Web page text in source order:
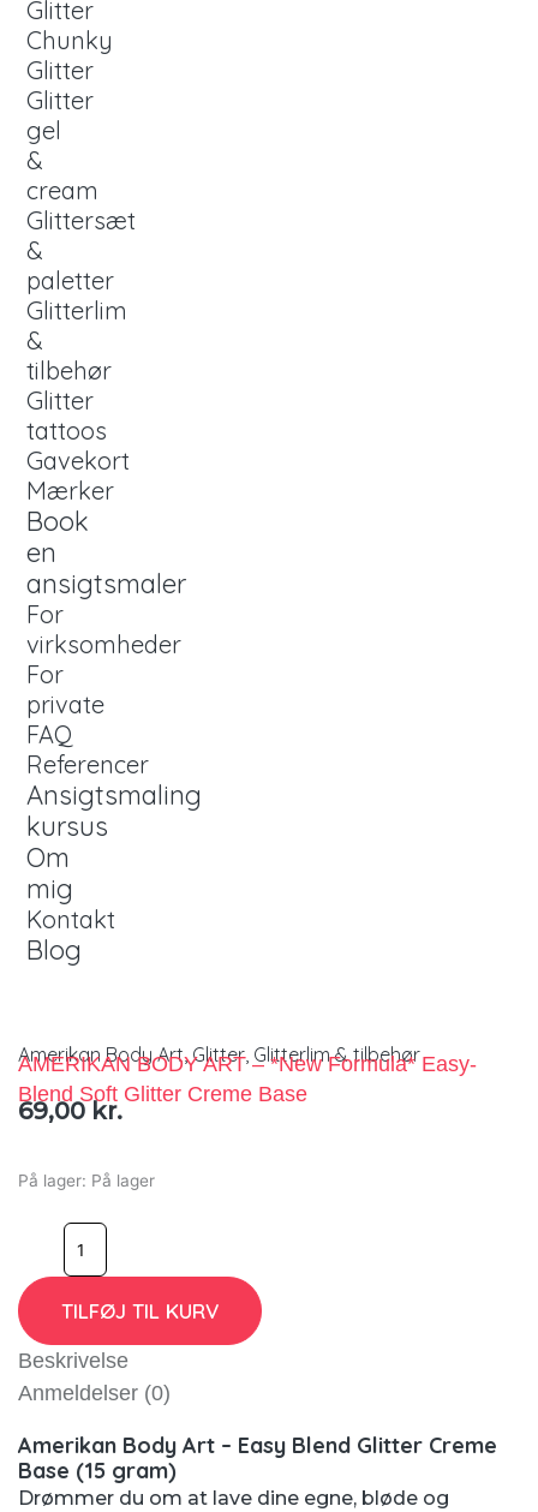
Glitter
Chunky
Glitter
Glitter
gel
&
cream
Glittersæt
&
paletter
Glitterlim
&
tilbehør
Glitter
tattoos
Gavekort
Mærker
Book
en
ansigtsmaler
For
virksomheder
For
private
FAQ
Referencer
Ansigtsmaling
kursus
Om
mig
Kontakt
Blog
Amerikan Body Art,Glitter, Glitterlim & tilbehør
AMERIKAN BODY ART – *New Formula* Easy-
Blend Soft Glitter Creme Base
69,00kr.
På lager: På lager
TILFØJ TIL KURV
Beskrivelse
Anmeldelser (0)
Amerikan Body Art – Easy Blend Glitter Creme
Base (15 gram)
Drømmer du om at lave dine egne, bløde og